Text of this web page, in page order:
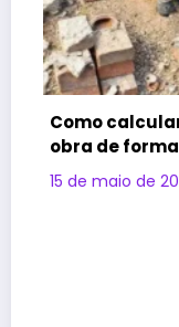
para sua